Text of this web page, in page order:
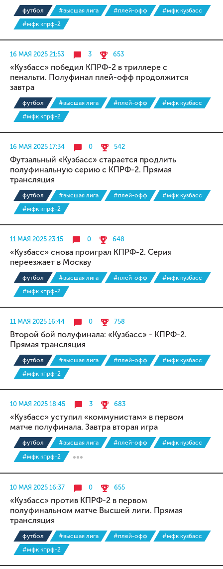
футбол #высшая лига #плей-офф
#мфк кузбасс
#мфк кпрф-2
16 МАЯ 2025 21:53 3 653
«Кузбасс» победил КПРФ-2 в триллере с
пенальти. Полуфинал плей-офф продолжится
завтра
футбол #высшая лига #плей-офф
#мфк кузбасс
#мфк кпрф-2
16 МАЯ 2025 17:34 0 542
Футзальный «Кузбасс» старается продлить
полуфинальную серию с КПРФ-2. Прямая
трансляция
футбол #высшая лига #плей-офф
#мфк кузбасс
#мфк кпрф-2
11 МАЯ 2025 23:15 0 648
«Кузбасс» снова проиграл КПРФ-2. Серия
переезжает в Москву
футбол #высшая лига #плей-офф
#мфк кузбасс
#мфк кпрф-2
11 МАЯ 2025 16:44 0 758
Второй бой полуфинала: «Кузбасс» - КПРФ-2.
Прямая трансляция
футбол #высшая лига #плей-офф
#мфк кузбасс
#мфк кпрф-2
10 МАЯ 2025 18:45 3 683
«Кузбасс» уступил «коммунистам» в первом
матче полуфинала. Завтра вторая игра
футбол #высшая лига #плей-офф
#мфк кузбасс
#мфк кпрф-2
10 МАЯ 2025 16:37 0 655
«Кузбасс» против КПРФ-2 в первом
полуфинальном матче Высшей лиги. Прямая
трансляция
футбол #высшая лига #плей-офф
#мфк кузбасс
#мфк кпрф-2